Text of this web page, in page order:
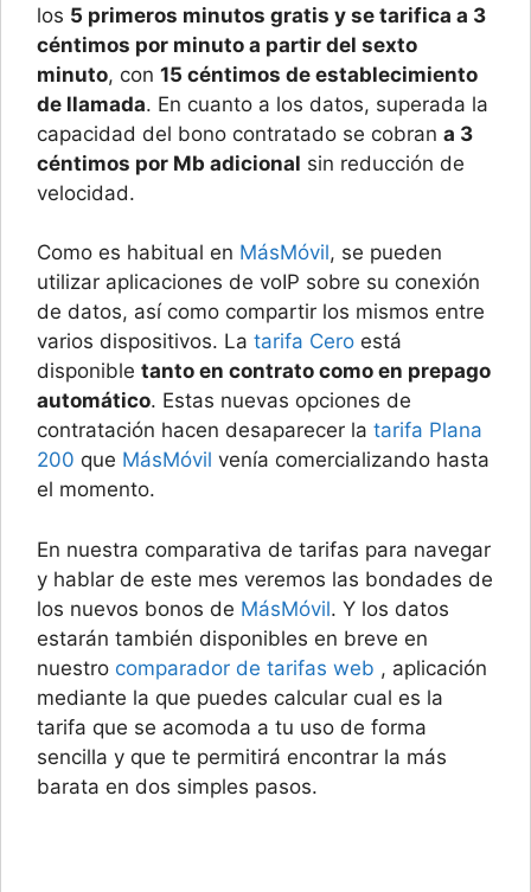
los 5 primeros minutos gratis y se tarifica a 3
céntimos por minuto a partir del sexto
minuto, con 15 céntimos de establecimiento
de llamada. En cuanto a los datos, superada la
capacidad del bono contratado se cobran a 3
céntimos por Mb adicional sin reducción de
velocidad.
Como es habitual en MásMóvil, se pueden
utilizar aplicaciones de voIP sobre su conexión
de datos, así como compartir los mismos entre
varios dispositivos. La tarifa Cero está
disponible tanto en contrato como en prepago
automático. Estas nuevas opciones de
contratación hacen desaparecer la tarifa Plana
200 que MásMóvil venía comercializando hasta
el momento.
En nuestra comparativa de tarifas para navegar
y hablar de este mes veremos las bondades de
los nuevos bonos de MásMóvil. Y los datos
estarán también disponibles en breve en
nuestro comparador de tarifas web , aplicación
mediante la que puedes calcular cual es la
tarifa que se acomoda a tu uso de forma
sencilla y que te permitirá encontrar la más
barata en dos simples pasos.